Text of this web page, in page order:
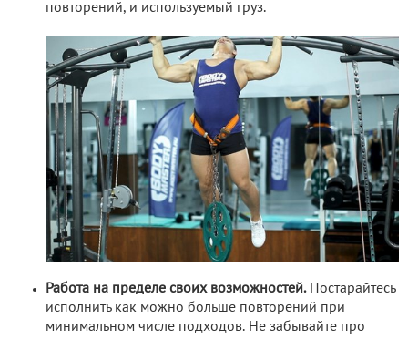
повторений, и используемый груз.
Работа на пределе своих возможностей.
Постарайтесь
исполнить как можно больше повторений при
минимальном числе подходов. Не забывайте про